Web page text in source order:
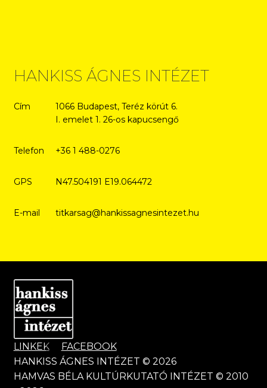
HANKISS ÁGNES INTÉZET
Cím
1066 Budapest, Teréz körút 6.
I. emelet 1. 26-os kapucsengő
Telefon +36 1 488-0276
GPS N47.504191 E19.064472
E-mail titkarsag@hankissagnesintezet.hu
LINKEK
FACEBOOK
HANKISS ÁGNES INTÉZET © 2026
HAMVAS BÉLA KULTÚRKUTATÓ INTÉZET © 2010